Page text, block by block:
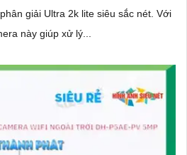
giải Ultra 2k lite siêu sắc nét. Với
này giúp xử lý...